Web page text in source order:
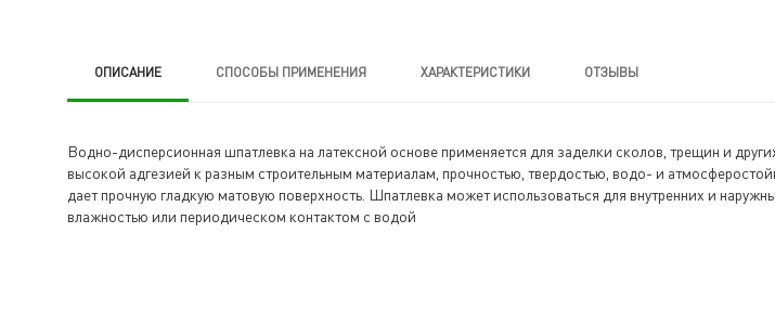
ОПИСАНИЕ CПОСОБЫ ПРИМЕНЕНИЯ ХАРАКТЕРИСТИКИ ОТЗЫВЫ
Водно-дисперсионная шпатлевка на латексной основе применяется для заделки сколов, трещин и
высокой адгезией к разным строительным материалам, прочностью, твердостью, водо- и
дает прочную гладкую матовую поверхность. Шпатлевка может использоваться для внутренних и
влажностью или периодическом контактом с водой